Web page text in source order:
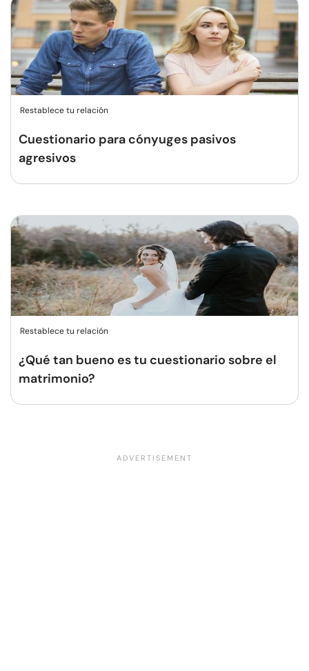
Restablece tu relación
Cuestionario para cónyuges pasivos
agresivos
Restablece tu relación
¿Qué tan bueno es tu cuestionario sobre el
matrimonio?